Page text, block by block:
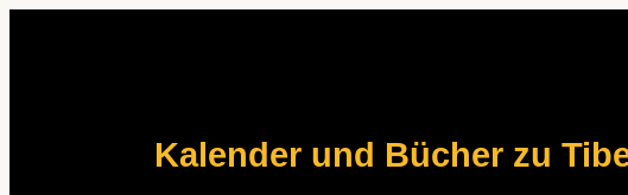
Kalender und Bücher zu